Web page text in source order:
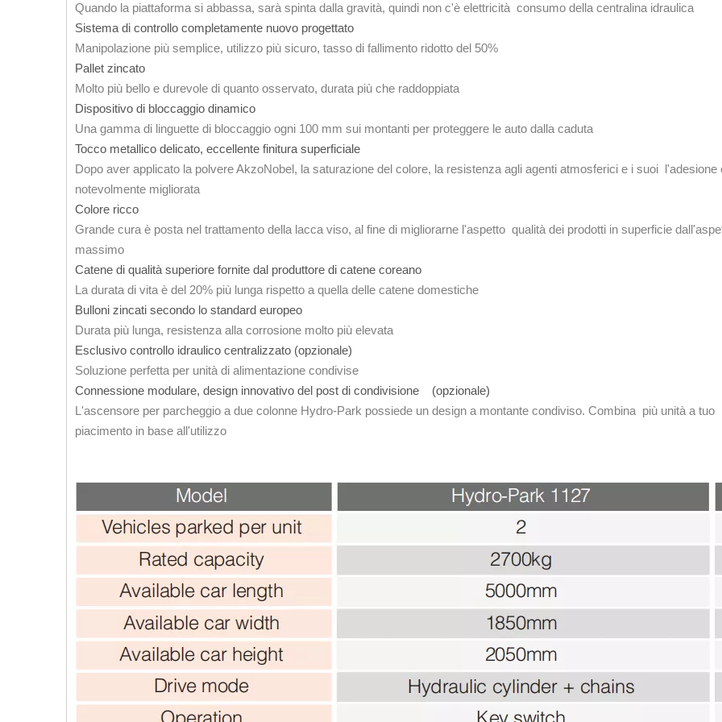
Quando la piattaforma si abbassa, sarà spinta dalla gravità, quindi non c'è elettricità consumo della centralina idraulica
Sistema di controllo completamente nuovo progettato
Manipolazione più semplice, utilizzo più sicuro, tasso di fallimento ridotto del 50%
Pallet zincato
Molto più bello e durevole di quanto osservato, durata più che raddoppiata
Dispositivo di bloccaggio dinamico
Una gamma di linguette di bloccaggio ogni 100 mm sui montanti per proteggere le auto dalla caduta
Tocco metallico delicato, eccellente finitura superficiale
Dopo aver applicato la polvere AkzoNobel, la saturazione del colore, la resistenza agli agenti atmosferici e i suoi l'adesione
notevolmente migliorata
Colore ricco
Grande cura è posta nel trattamento della lacca viso, al fine di migliorarne l'aspetto qualità dei prodotti in superficie
massimo
Catene di qualità superiore fornite dal produttore di catene coreano
La durata di vita è del 20% più lunga rispetto a quella delle catene domestiche
Bulloni zincati secondo lo standard europeo
Durata più lunga, resistenza alla corrosione molto più elevata
Esclusivo controllo idraulico centralizzato (opzionale)
Soluzione perfetta per unità di alimentazione condivise
Connessione modulare, design innovativo del post di condivisione (opzionale)
L'ascensore per parcheggio a due colonne Hydro-Park possiede un design a montante condiviso. Combina più unità a tuo
piacimento in base all'utilizzo